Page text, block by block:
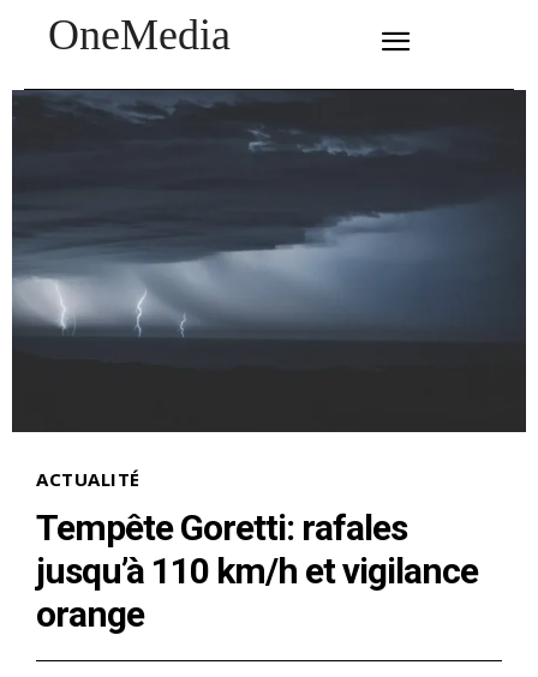
OneMedia
ACTUALITÉ
Tempête Goretti: rafales
jusqu’à 110 km/h et vigilance
orange